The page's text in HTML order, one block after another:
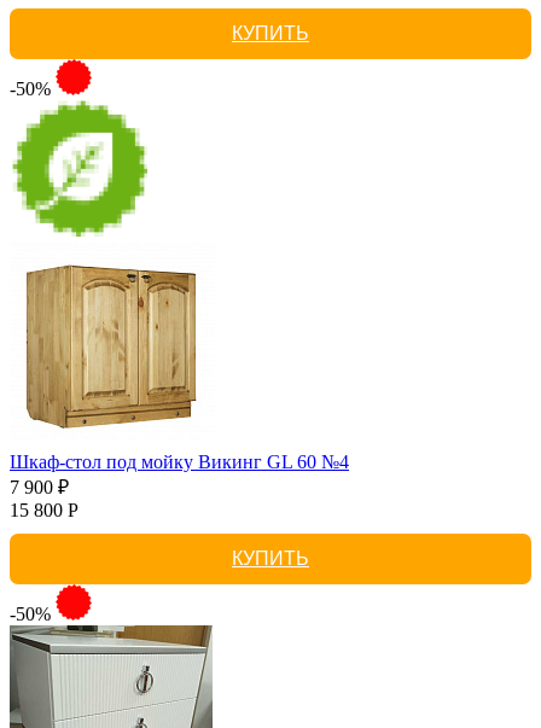
КУПИТЬ
-50%
Шкаф-стол под мойку Викинг GL 60 №4
7 900 ₽
15 800 Р
КУПИТЬ
-50%